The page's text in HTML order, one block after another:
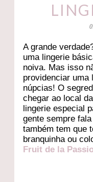
A grande
uma lingerie
noiva. Mas isso
providenciar uma
núpcias! O
chegar ao local
lingerie especial
gente sempre
também tem que
branquinha ou
Fruit de la